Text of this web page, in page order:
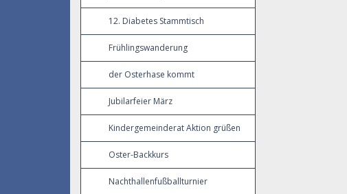
12. Diabetes Stammtisch
Frühlingswanderung
der Osterhase kommt
Jubilarfeier März
Kindergemeinderat Aktion grüßen
Oster-Backkurs
Nachthallenfußballturnier